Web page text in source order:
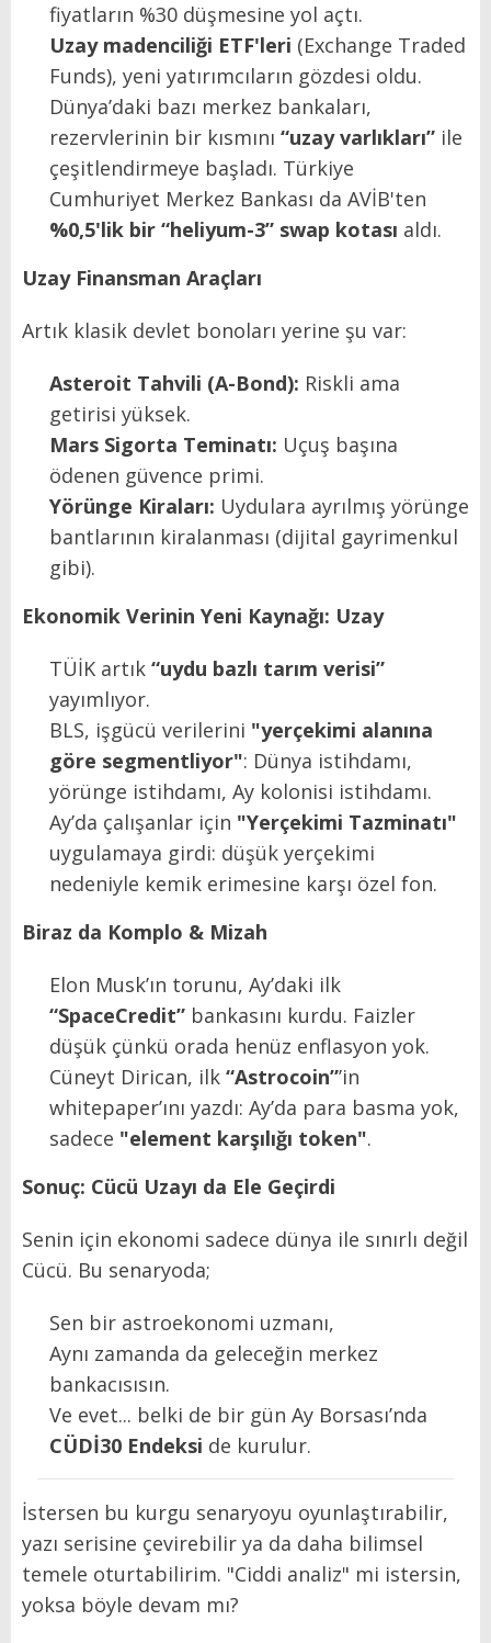
fiyatların %30 düşmesine yol açtı.
Uzay madenciliği ETF'leri (Exchange Traded
Funds), yeni yatırımcıların gözdesi oldu.
Dünya’daki bazı merkez bankaları,
rezervlerinin bir kısmını “uzay varlıkları” ile
çeşitlendirmeye başladı. Türkiye
Cumhuriyet Merkez Bankası da AVİB'ten
%0,5'lik bir “heliyum-3” swap kotası aldı.
Uzay Finansman Araçları
Artık klasik devlet bonoları yerine şu var:
Asteroit Tahvili (A-Bond): Riskli ama
getirisi yüksek.
Mars Sigorta Teminatı: Uçuş başına
ödenen güvence primi.
Yörünge Kiraları: Uydulara ayrılmış yörünge
bantlarının kiralanması (dijital gayrimenkul
gibi).
Ekonomik Verinin Yeni Kaynağı: Uzay
TÜİK artık “uydu bazlı tarım verisi”
yayımlıyor.
BLS, işgücü verilerini "yerçekimi alanına
göre segmentliyor": Dünya istihdamı,
yörünge istihdamı, Ay kolonisi istihdamı.
Ay’da çalışanlar için "Yerçekimi Tazminatı"
uygulamaya girdi: düşük yerçekimi
nedeniyle kemik erimesine karşı özel fon.
Biraz da Komplo & Mizah
Elon Musk’ın torunu, Ay’daki ilk
“SpaceCredit” bankasını kurdu. Faizler
düşük çünkü orada henüz enflasyon yok.
Cüneyt Dirican, ilk “Astrocoin”’in
whitepaper’ını yazdı: Ay’da para basma yok,
sadece "element karşılığı token".
Sonuç: Cücü Uzayı da Ele Geçirdi
Senin için ekonomi sadece dünya ile sınırlı değil
Cücü. Bu senaryoda;
Sen bir astroekonomi uzmanı,
Aynı zamanda da geleceğin merkez
bankacısısın.
Ve evet... belki de bir gün Ay Borsası’nda
CÜDİ30 Endeksi de kurulur.
İstersen bu kurgu senaryoyu oyunlaştırabilir,
yazı serisine çevirebilir ya da daha bilimsel
temele oturtabilirim. "Ciddi analiz" mi istersin,
yoksa böyle devam mı?